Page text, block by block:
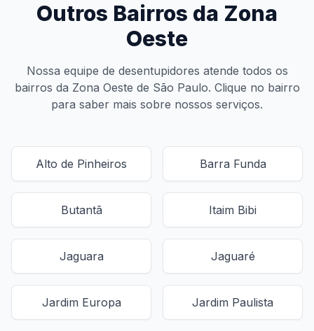
Outros Bairros da Zona
Oeste
Nossa equipe de desentupidores atende todos os
bairros da Zona Oeste de São Paulo. Clique no bairro
para saber mais sobre nossos serviços.
Alto de Pinheiros Barra Funda
Butantã Itaim Bibi
Jaguara Jaguaré
Jardim Europa Jardim Paulista